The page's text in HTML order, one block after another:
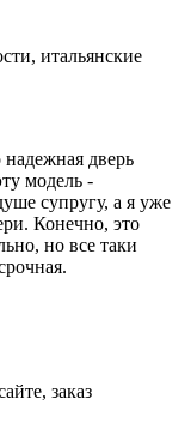
итальянские
дверь
модель -
супругу, а я уже
Конечно, это
но все таки
заказ